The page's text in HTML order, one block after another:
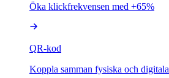
Öka klickfrekvensen med +65%
QR-kod
Koppla samman fysiska och